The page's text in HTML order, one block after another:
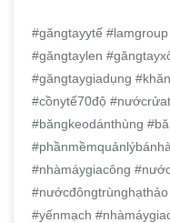
#găngtayytế
#găngtaylen
#găngtaygiadụng
#cồnytế70độ
#băngkeodánthùng
#nhàmáygiacông
#yếnmạch